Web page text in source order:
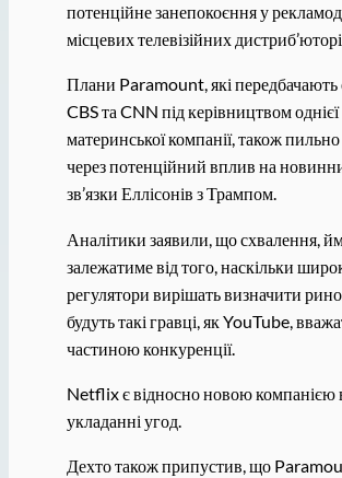
потенційне занепокоєння у
місцевих телевізійних
Плани Paramount, які передбачають
CBS та CNN під керівництвом однієї
материнської компанії, також
через потенційний вплив на
зв’язки Еллісонів з Трампом.
Аналітики заявили, що схвалення,
залежатиме від того, наскільки
регулятори вирішать визначити
будуть такі гравці, як YouTube,
частиною конкуренції.
Netflix є відносно новою компанією
укладанні угод.
Дехто також припустив, що